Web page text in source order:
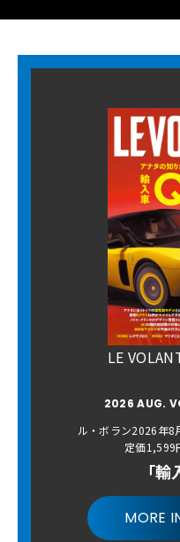
LE
2026 AUG.
ル・ボラン2026年
定価1,599
「
MORE